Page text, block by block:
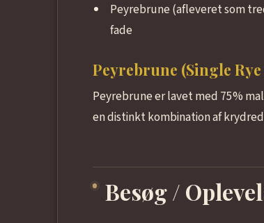
Peyrebrune (afleveret som
fade
Peyrebrune (Single
Peyrebrune er lavet med 75%
en distinkt kombination af
Besøg /